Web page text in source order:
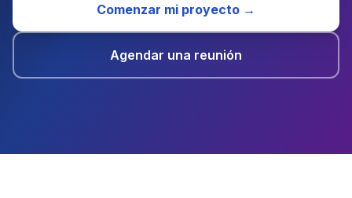
Comenzar mi proyecto →
Agendar una reunión